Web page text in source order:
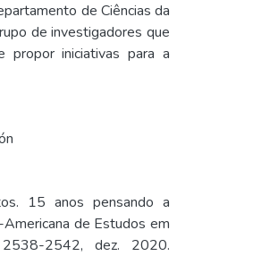
de Ciências da
de investigadores que
propor iniciativas para a
15 anos pensando a
de Estudos em
2542, dez. 2020.